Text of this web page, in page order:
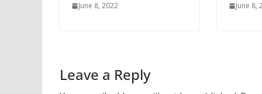
June 8, 2022 June 8,
Leave a Reply